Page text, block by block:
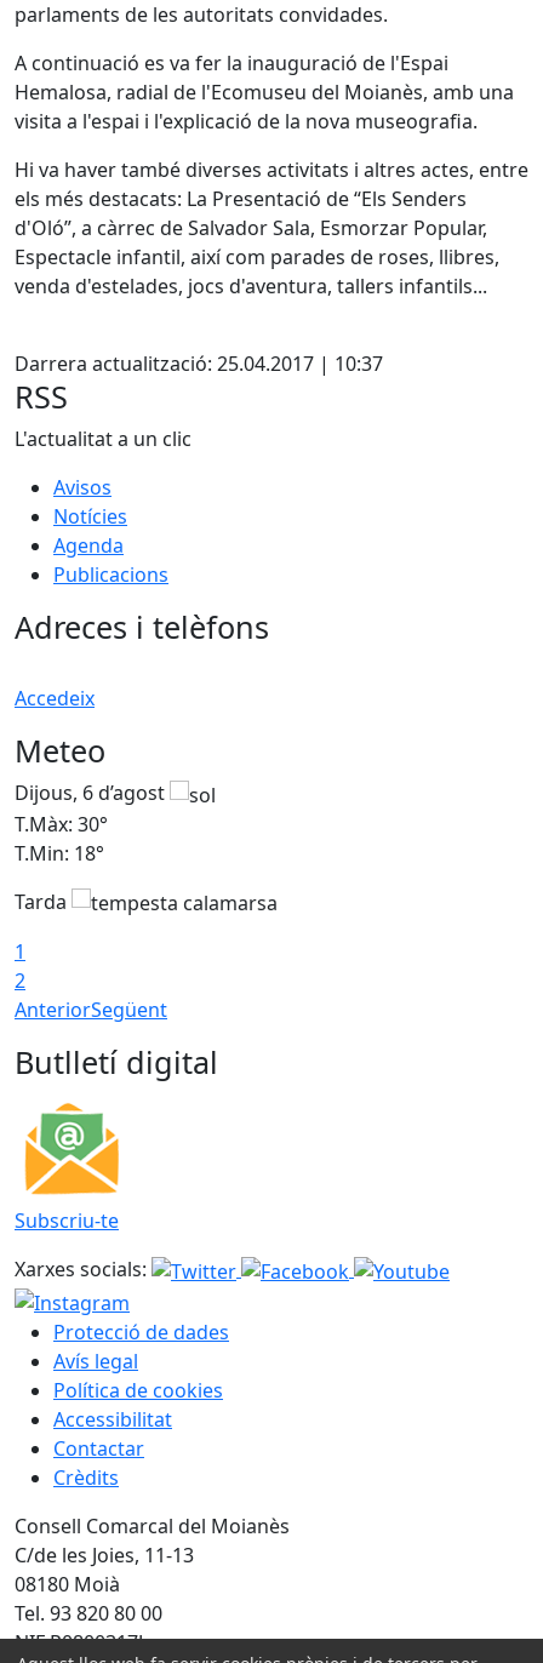
parlaments de les autoritats convidades.
A continuació es va fer la inauguració de l'Espai
Hemalosa, radial de l'Ecomuseu del Moianès, amb una
visita a l'espai i l'explicació de la nova museografia.
Hi va haver també diverses activitats i altres actes, entre
els més destacats: La Presentació de “Els Senders
d'Oló”, a càrrec de Salvador Sala, Esmorzar Popular,
Espectacle infantil, així com parades de roses, llibres,
venda d'estelades, jocs d'aventura, tallers infantils...
Darrera actualització: 25.04.2017 | 10:37
RSS
L'actualitat a un clic
Avisos
Notícies
Agenda
Publicacions
Adreces i telèfons
Accedeix
Meteo
Dijous, 6 d’agost
T.Màx: 30°
T.Min: 18°
Tarda
1
2
AnteriorSegüent
Butlletí digital
Subscriu-te
Xarxes socials:
Protecció de dades
Avís legal
Política de cookies
Accessibilitat
Contactar
Crèdits
Consell Comarcal del Moianès
C/de les Joies, 11-13
08180 Moià
Tel. 93 820 80 00
NIF P0800317J